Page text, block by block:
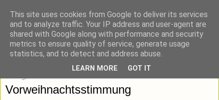
blick-punkt[e..]
Momentaufnahmen von unterwegs & daheim.
Vorweihnachtsstimmung
This site uses cookies from Google to deliver its services
and to analyze traffic. Your IP address and user-agent are
shared with Google along with performance and security
metrics to ensure quality of service, generate usage
statistics, and to detect and address abuse.
LEARN MORE GOT IT